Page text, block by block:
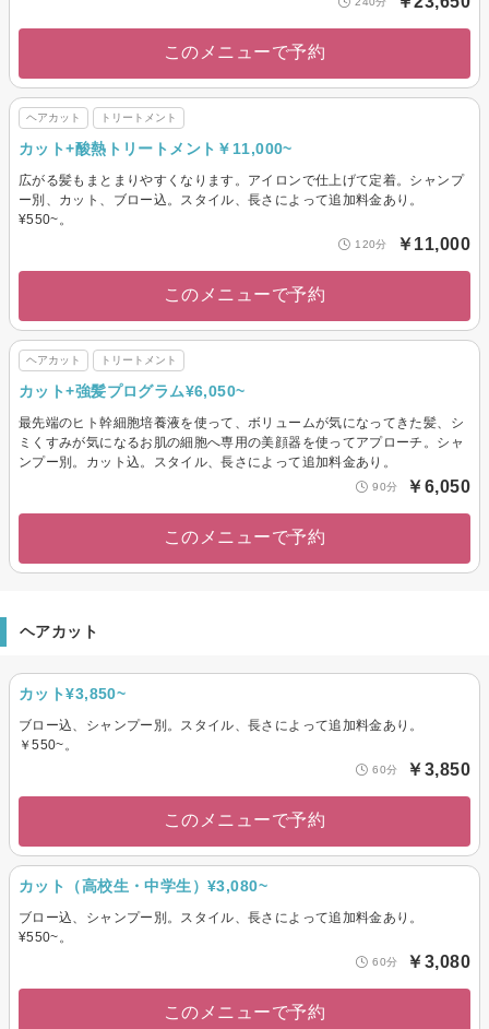
このメニューで予約
ヘアカット トリートメント
カット+酸熱トリートメント￥11,000~
広がる髪もまとまりやすくなります。アイロンで仕上げて定着。シャンプ
ー別、カット、ブロー込。スタイル、長さによって追加料金あり。
¥550~。
120分 ￥11,000
このメニューで予約
ヘアカット トリートメント
カット+強髪プログラム¥6,050~
最先端のヒト幹細胞培養液を使って、ボリュームが気になってきた髪、シ
ミくすみが気になるお肌の細胞へ専用の美顔器を使ってアプローチ。シャ
ンプー別。カット込。スタイル、長さによって追加料金あり。
90分 ￥6,050
このメニューで予約
ヘアカット
カット¥3,850~
ブロー込、シャンプー別。スタイル、長さによって追加料金あり。
￥550~。
60分 ￥3,850
このメニューで予約
カット（高校生・中学生）¥3,080~
ブロー込、シャンプー別。スタイル、長さによって追加料金あり。
¥550~。
60分 ￥3,080
このメニューで予約